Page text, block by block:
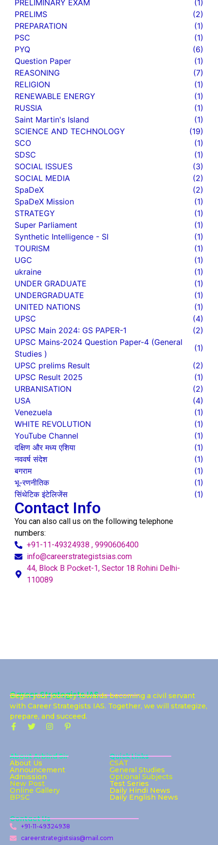
PRELIMINARY EXAM
(1)
PRELIMS
(2)
PREPARATION
(1)
PSC
(1)
PYQ
(6)
Question Paper
(1)
REASONING
(7)
RELIGION
(1)
RENEWABLE ENERGY
(1)
RUSSIA
(1)
Saint Martin's Island
(1)
SCIENCE AND TECHNOLOGY
(19)
SCO
(1)
SDSC
(1)
SOCIAL ISSUES
(3)
SOCIAL MEDIA
(2)
SpaDeX
(2)
SpaDeX Mission
(1)
STRATEGY
(1)
Super Parliament
(1)
Synthetic Intelligence - SI
(1)
TOURISM
(1)
UGC
(1)
ukraine
(1)
UNDER GRADUATE
(1)
UNDERGRADUATE
(1)
UNITED NATIONS
(1)
UPSC
(4)
UPSC Main 2024: GS PAPER-1
(2)
UPSC Mains-2024 Question Paper-4 (General
Studies )
(1)
UPSC prelims Result
(2)
UPSC Result 2025
(1)
URBANISATION
(2)
USA
(4)
Venezuela
(1)
WHITE REVOLUTION
(1)
YouTube Channel
(1)
दक्षिण और मध्य एशिया
(1)
नववर्ष संदेश
(1)
बगराम
(1)
भू-रणनीतिक
(1)
सिंथेटिक इंटेलिजेंस
(1)
Contact Info
You can also call us on the following telephone
numbers:
+91-11-49324938 , 9990606400
info@careerstrategistsias.com
44, Block B Pocket-1, Sector 18 Rohini Delhi-
110089
Career Strategists IAS
Begin your journey towards becoming a civil servant
with Career Strategists IAS. Together, we will strategize,
prepare, and succeed.
About Arbind Sir
About Us
Announcement
Admission
New Post
Online Gallery
BPSC
Quick Links
CSAT
General Studies
Optional Subjects
Test Series
Daily Hindi News
Daily English News
Contact Us
+91-11-49324938
careerstrategistsias@mail.com